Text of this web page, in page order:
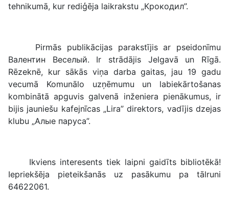
tehnikumā, kur rediģēja laikrakstu „Крокодил”.
Pirmās publikācijas parakstījis ar pseidonīmu
Валентин Веселый. Ir strādājis Jelgavā un Rīgā.
Rēzeknē, kur sākās viņa darba gaitas, jau 19 gadu
vecumā Komunālo uzņēmumu un labiekārtošanas
kombinātā apguvis galvenā inženiera pienākumus, ir
bijis jauniešu kafejnīcas „Lira” direktors, vadījis dzejas
klubu „Алые паруса”.
Ikviens interesents tiek laipni gaidīts bibliotēkā!
Iepriekšēja pieteikšanās uz pasākumu pa tālruni
64622061.